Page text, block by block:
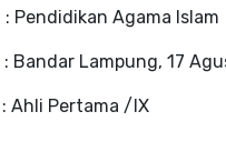
: Pendidikan Agama Islam
Lampung, 17
/IX